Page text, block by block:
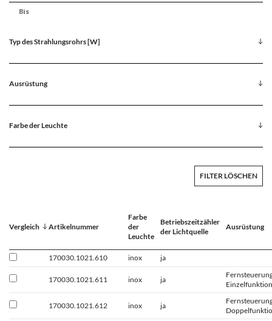
Typ des Strahlungsrohrs [W]
Ausrüstung
Farbe der Leuchte
FILTER LÖSCHEN
Vergleich Artikelnummer
Farbe
der
Leuchte
Betriebszeitzähler
der Lichtquelle
Ausrüstung
170030.1021.610 inox ja
170030.1021.611 inox ja
Einzelfunktion
170030.1021.612 inox ja